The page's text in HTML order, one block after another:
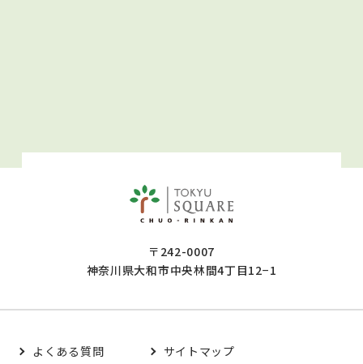
〒242-0007
神奈川県大和市中央林間4丁目12−1
よくある質問 サイトマップ